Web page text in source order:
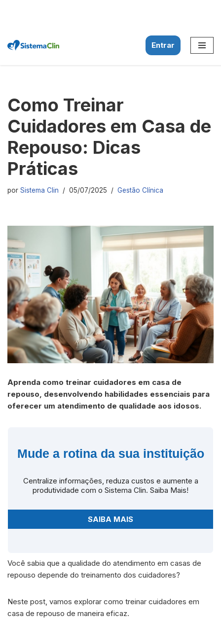
Pular
Entrar
Como Treinar
Cuidadores em Casa de
Repouso: Dicas
Práticas
por Sistema Clin 05/07/2025 Gestão Clínica
Aprenda como treinar cuidadores em casa de
repouso, desenvolvendo habilidades essenciais para
oferecer um atendimento de qualidade aos idosos.
Mude a rotina da sua instituição
Centralize informações, reduza custos e aumente a
produtividade com o Sistema Clin. Saiba Mais!
SAIBA MAIS
Você sabia que a qualidade do atendimento em casas de
repouso depende do treinamento dos cuidadores?
Neste post, vamos explorar como treinar cuidadores em
casa de repouso de maneira eficaz.